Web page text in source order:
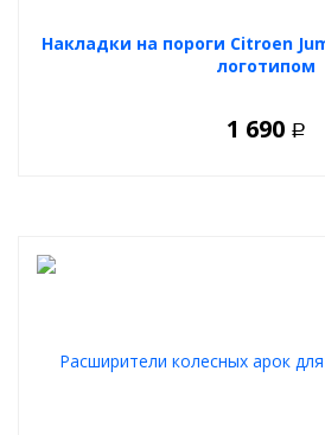
Накладки на пороги Citroen
логотипом
1 690 Р